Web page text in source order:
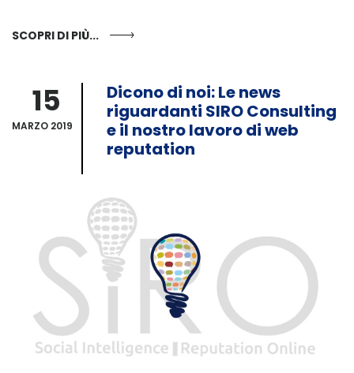
SCOPRI DI PIÙ...
15
MARZO 2019
Dicono di noi: Le news
riguardanti SIRO Consulting
e il nostro lavoro di web
reputation